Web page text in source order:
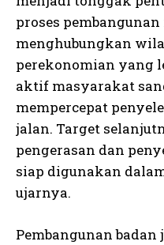
proses
menghubungkan
perekonomian yang
aktif masyarakat
mempercepat
jalan. Target
pengerasan dan
siap digunakan
ujarnya.
Pembangunan